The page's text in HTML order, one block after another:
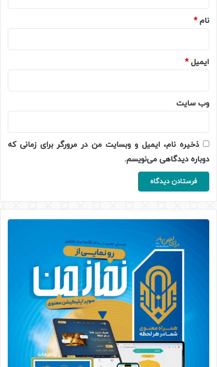
نام*
ایمیل*
وب‌ سایت
ذخیره نام، ایمیل و وبسایت من در مرورگر برای زمانی که
دوباره دیدگاهی می‌نویسم.